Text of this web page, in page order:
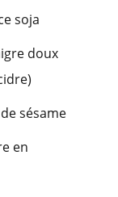
soja
doux
sésame
en